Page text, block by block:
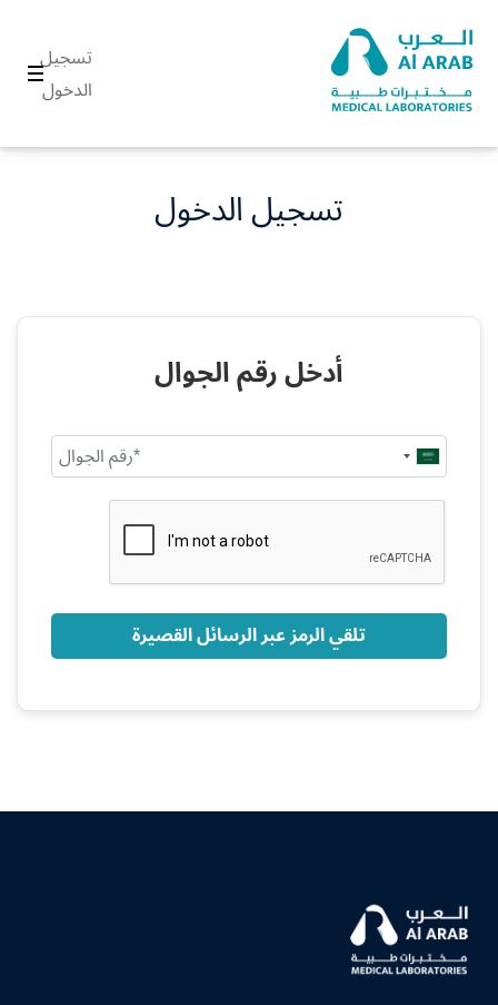
تسجيل
الدخول
تسجيل الدخول
أدخل رقم الجوال
Saudi
Arabia
تلقي الرمز عبر الرسائل القصيرة